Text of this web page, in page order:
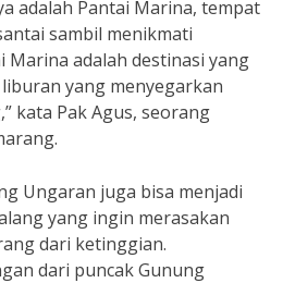
adalah Pantai Marina, tempat
sambil menikmati
Marina adalah destinasi yang
yang menyegarkan
kata Pak Agus, seorang
Ungaran juga bisa menjadi
yang ingin merasakan
dari ketinggian.
dari puncak Gunung